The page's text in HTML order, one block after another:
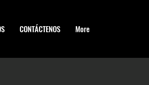
CONTÁCTENOS More